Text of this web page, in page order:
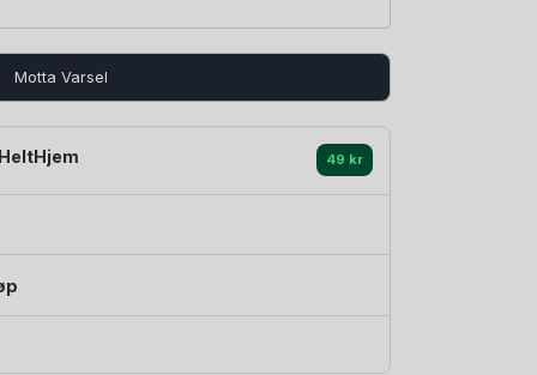
Motta Varsel
49 kr